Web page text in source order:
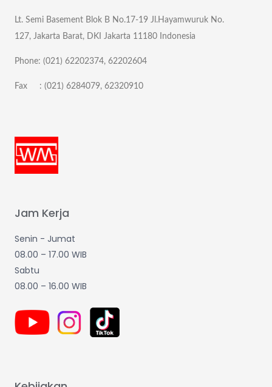
Lt. Semi Basement Blok B No.17-19 Jl.Hayamwuruk No.
127, Jakarta Barat, DKI Jakarta 11180 Indonesia
Phone: (021) 62202374, 62202604
Fax : (021) 6284079, 62320910
Jam Kerja
Senin - Jumat
08.00 – 17.00 WIB
Sabtu
08.00 – 16.00 WIB